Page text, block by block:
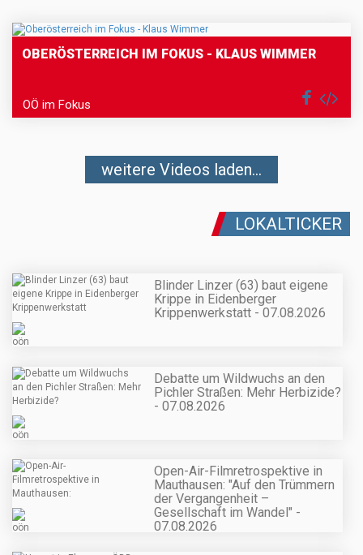
OBERÖSTERREICH IM FOKUS - KLAUS WIMMER
OÖ im Fokus
weitere Videos laden...
LOKALTICKER
Blinder Linzer (63) baut eigene
Krippe in Eidenberger
Krippenwerkstatt - 07.08.2026
Debatte um Wildwuchs an den
Pichler Straßen: Mehr Herbizide?
- 07.08.2026
Open-Air-Filmretrospektive in
Mauthausen: "Auf den Trümmern
der Vergangenheit –
Gesellschaft im Wandel" -
07.08.2026